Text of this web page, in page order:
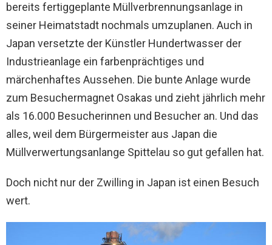
bereits fertiggeplante Müllverbrennungsanlage in
seiner Heimatstadt nochmals umzuplanen. Auch in
Japan versetzte der Künstler Hundertwasser der
Industrieanlage ein farbenprächtiges und
märchenhaftes Aussehen. Die bunte Anlage wurde
zum Besuchermagnet Osakas und zieht jährlich mehr
als 16.000 Besucherinnen und Besucher an. Und das
alles, weil dem Bürgermeister aus Japan die
Müllverwertungsanlange Spittelau so gut gefallen hat.
Doch nicht nur der Zwilling in Japan ist einen Besuch
wert.